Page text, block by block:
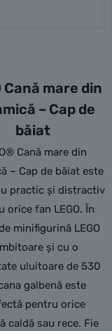
Cană mare din
– Cap de
băiat
Cană mare din
– Cap de băiat este
practic și distractiv
orice fan LEGO. În
minifigurină LEGO
și cu o
uluitoare de 530
galbenă este
pentru orice
caldă sau rece. Fie